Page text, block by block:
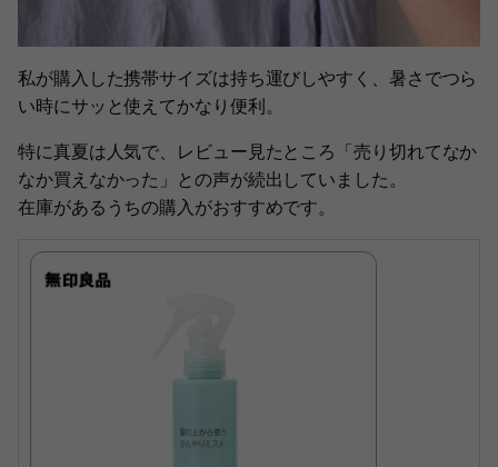
私が購入した携帯サイズは持ち運びしやすく、暑さでつら
い時にサッと使えてかなり便利。
特に真夏は人気で、レビュー見たところ「売り切れてなか
なか買えなかった」との声が続出していました。
在庫があるうちの購入がおすすめです。